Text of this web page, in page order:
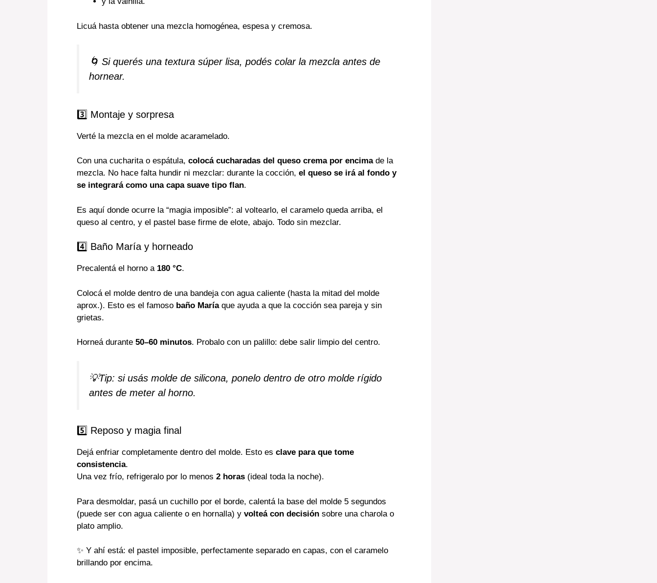
Licuá hasta obtener una mezcla homogénea, espesa y cremosa.
🌀 Si querés una textura súper lisa, podés colar la mezcla antes de
hornear.
3️⃣ Montaje y sorpresa
Verté la mezcla en el molde acaramelado.
Con una cucharita o espátula, colocá cucharadas del queso crema por encimade la
mezcla. No hace falta hundir ni mezclar: durante la cocción, el queso se irá al fondo y
se integrará como una capa suave tipo flan.
Es aquí donde ocurre la “magia imposible”: al voltearlo, el caramelo queda arriba, el
queso al centro, y el pastel base firme de elote, abajo. Todo sin mezclar.
4️⃣ Baño María y horneado
Precalentá el horno a 180 °C.
Colocá el molde dentro de una bandeja con agua caliente (hasta la mitad del molde
aprox.). Esto es el famoso baño Maríaque ayuda a que la cocción sea pareja y sin
grietas.
Horneá durante 50–60 minutos. Probalo con un palillo: debe salir limpio del centro.
💡Tip: si usás molde de silicona, ponelo dentro de otro molde rígido
antes de meter al horno.
5️⃣ Reposo y magia final
Dejá enfriar completamente dentro del molde. Esto es clave para que tome
consistencia.
Una vez frío, refrigeralo por lo menos 2 horas (ideal toda la noche).
Para desmoldar, pasá un cuchillo por el borde, calentá la base del molde 5 segundos
(puede ser con agua caliente o en hornalla) y volteá con decisión sobre una charola o
plato amplio.
✨ Y ahí está: el pastel imposible, perfectamente separado en capas, con el caramelo
brillando por encima.